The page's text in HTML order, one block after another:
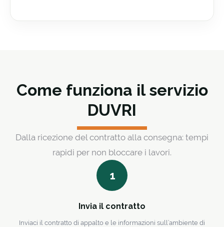
Come funziona il servizio
DUVRI
Dalla ricezione del contratto alla consegna: tempi
rapidi per non bloccare i lavori.
1
Invia il contratto
Inviaci il contratto di appalto e le informazioni sull’ambiente di